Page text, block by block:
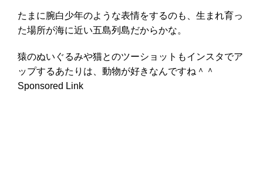
たまに腕白少年のような表情をするのも、生まれ育っ
た場所が海に近い五島列島だからかな。
猿のぬいぐるみや猫とのツーショットもインスタでア
ップするあたりは、動物が好きなんですね＾＾
Sponsored Link